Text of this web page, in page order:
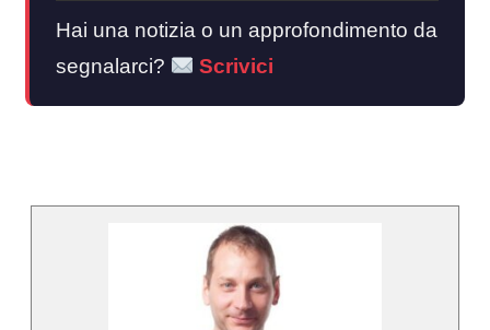
Hai una notizia o un approfondimento da
segnalarci?
Scrivici